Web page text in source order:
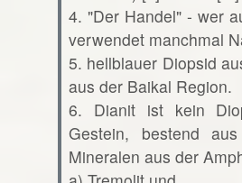
4. "Der Handel" - wer
verwendet manchmal
5. hellblauer Diopsid
aus der Baikal Region.
6. Dianit ist kein
Gestein, bestend
Mineralen aus der